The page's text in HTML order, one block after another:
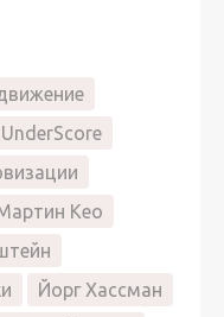
UnderScore
Кео
Йорг Хассман